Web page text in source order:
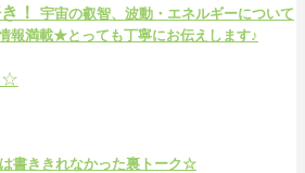
！ 宇宙の叡智、波動・エネルギーについて
報満載★とっても丁寧にお伝えします♪
☆
書ききれなかった裏トーク☆